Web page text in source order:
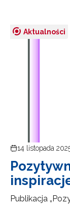
Aktualności
14 listopada
Publikacja